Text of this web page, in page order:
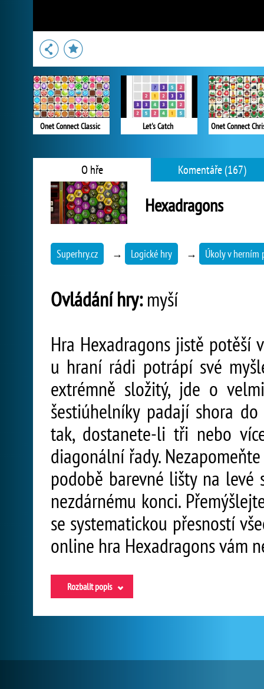
Onet Connect Classic Let's Catch Onet Connect
O hře Komentáře (167)
Hexadragons
Superhry.cz → Logické hry → Úkoly v herním
Ovládání hry:myší
Hra Hexadragons jistě potěší
u hraní rádi potrápí své
extrémně složitý, jde o
šestiúhelníky padají shora
tak, dostanete-li tři nebo
diagonální řady.
podobě barevné lišty na
nezdárnému konci.
se systematickou přesností
online hra Hexadragons vám
Rozbalit popis